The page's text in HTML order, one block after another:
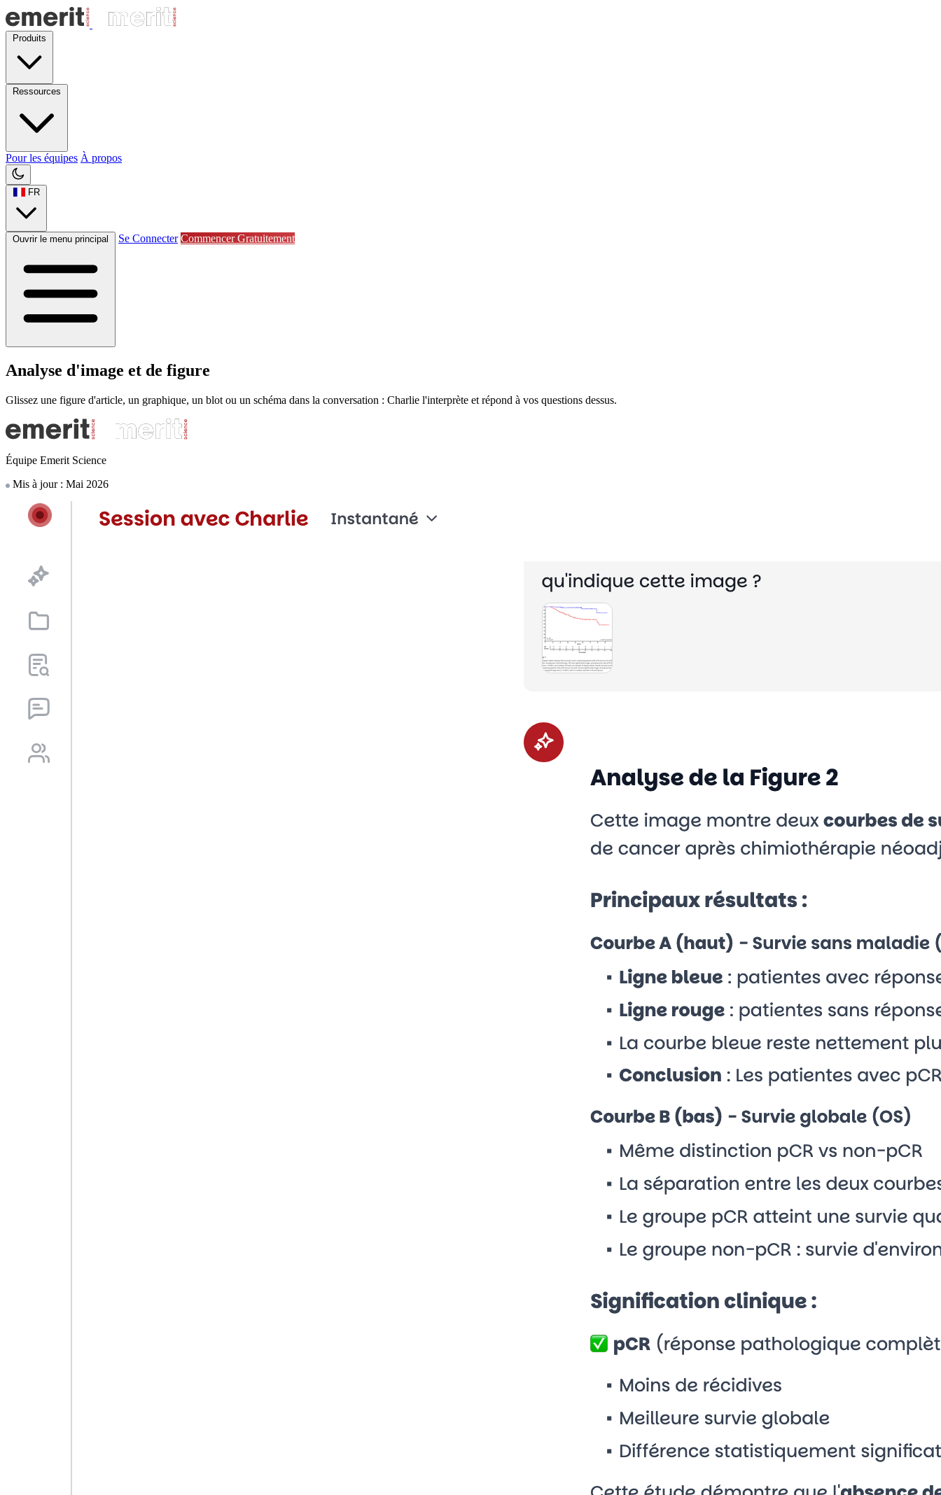
Produits
Ressources
Pour les équipes À propos
FR
Ouvrir le menu principal Se Connecter Commencer Gratuitement
Analyse d'image et de figure
Glissez une figure d'article, un graphique, un blot ou un schéma dans la conversation : Charlie l'interprète et répond à vos questions dessus.
Équipe Emerit Science
Mis à jour : Mai 2026